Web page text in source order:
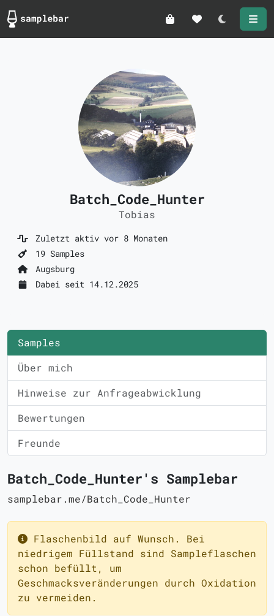
Darkmode
Batch_Code_Hunter
Tobias
Zuletzt aktiv vor 8 Monaten
19 Samples
Augsburg
Dabei seit 14.12.2025
Samples
Über mich
Hinweise zur Anfrageabwicklung
Bewertungen
Freunde
Batch_Code_Hunter's Samplebar
samplebar.me/Batch_Code_Hunter
Flaschenbild auf Wunsch. Bei
niedrigem Füllstand sind Sampleflaschen
schon befüllt, um
Geschmacksveränderungen durch Oxidation
zu vermeiden.